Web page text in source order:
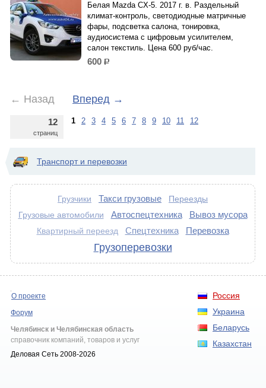
Белая Mazda CX-5. 2017 г. в. Раздельный
климат-контроль, светодиодные матричные
фары, подсветка салона, тонировка,
аудиосистема с цифровым усилителем,
салон текстиль. Цена 600 руб/час.
600 р.
← Назад Вперед →
12
страниц
1 2 3 4 5 6 7 8 9 10 11 12
Транспорт и перевозки
Грузчики Такси грузовые
Переезды
Грузовые автомобили
Автоспецтехника Вывоз мусора
Квартирный переезд Спецтехника Перевозка
Грузоперевозки
Россия
Украина
Беларусь
Казахстан
О проекте
Форум
Челябинск и Челябинская область
справочник компаний, товаров и услуг
Деловая Сеть 2008-2026